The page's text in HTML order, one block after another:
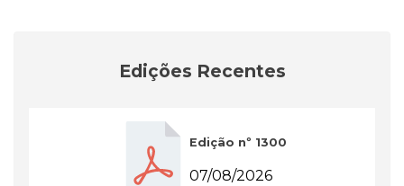
Edições Recentes
Edição nº 1300
07/08/2026